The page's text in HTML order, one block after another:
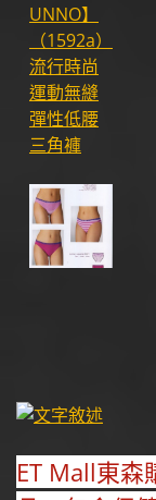
UNNO】
（1592a）
流行時尚
運動無縫
彈性低腰
三角褲
ET Mall東森